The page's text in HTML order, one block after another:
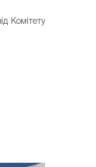
Комітету